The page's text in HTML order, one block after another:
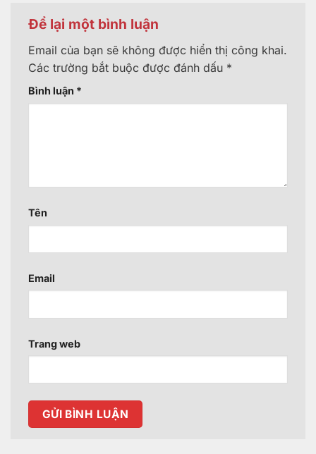
Để lại một bình luận
Email của bạn sẽ không được hiển thị công khai.
Các trường bắt buộc được đánh dấu *
Bình luận *
Tên
Email
Trang web